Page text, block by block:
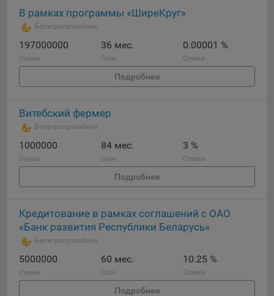
Яндекса рекламная сеть (Yandex Mobile Ads, ADFOX) -
сервис показа контекстной рекламы. Адрес: Yandex
Europe AG, Werftestrasse 4, CH-6005 Luzern, Switzerland.
Google Ads - сервис показа контекстной рекламы,
предоставляемый компанией Google Ireland Ltd, Gordon
House Barrow Street Dublin 4, D04E5W5 Ireland.
Сохранить мои изменения
Сохранить по умолчанию
В рамках программы «ШиреКруг»
Белагропромбанк
197000000
Сумма
36 мес.
Срок
0.00001 %
Ставка
Подробнее
Витебский фермер
Белагропромбанк
1000000
Сумма
84 мес.
Срок
3 %
Ставка
Подробнее
Кредитование в рамках соглашений с ОАО
«Банк развития Республики Беларусь»
Белагропромбанк
5000000
Сумма
60 мес.
Срок
10.25 %
Ставка
Подробнее